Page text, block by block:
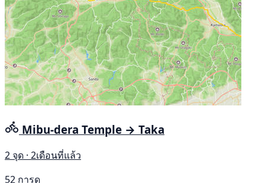
Mibu-dera Temple → Taka
2 จุด · 2เดือนที่แล้ว
52 การดู